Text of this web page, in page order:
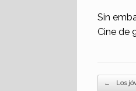
Sin
Cine de
← Los